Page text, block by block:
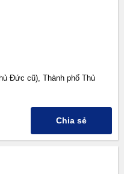
Đức cũ), Thành phố Thủ
Chia sẻ